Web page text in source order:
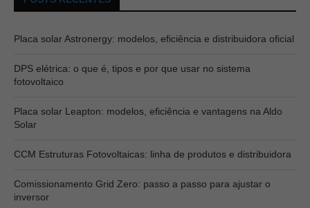
Placa solar Astronergy: modelos, eficiência e distribuidora oficial
DPS elétrica: o que é, tipos e por que usar no sistema
fotovoltaico
Placa solar Leapton: modelos, eficiência e vantagens na Aldo
Solar
CCM Estruturas Fotovoltaicas: linha de produtos e distribuidora
Comissionamento Grid Zero: passo a passo para ajustar o
inversor